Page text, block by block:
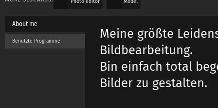
About me
Benutzte Programme
Meine größte
Bildbearbeitung.
Bin einfach total
Bilder zu gestalten.